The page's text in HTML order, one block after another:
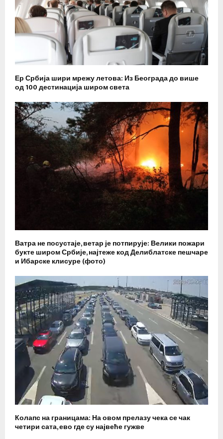
Ер Србија шири мрежу летова: Из Београда до више
од 100 дестинација широм света
Ватра не посустаје, ветар је потпирује: Велики пожари
букте широм Србије, најтеже код Делиблатске пешчаре
и Ибарске клисуре (фото)
Колапс на границама: На овом прелазу чека се чак
четири сата, ево где су највеће гужве